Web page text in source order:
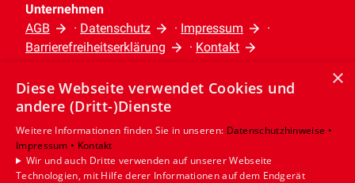
Unternehmen
AGB
· Datenschutz · Impressum
·
Barrierefreiheitserklärung
· Kontakt
Leistungen
Privatkunden
Gewerbekunden
Karriere
Unternehmen
×
Diese Webseite verwendet Cookies und
andere (Dritt-)Dienste
Weitere Informationen finden Sie in unseren: Datenschutzhinweise •
Impressum • Kontakt
Wir und auch Dritte verwenden auf unserer Webseite
Technologien, mit Hilfe derer Informationen auf dem Endgerät